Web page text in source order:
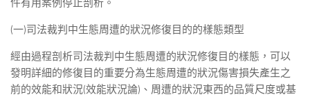
件有用案例停止剖析。
(一)司法裁判中生態周遭的狀況修復目的的樣態類型
經由過程剖析司法裁判中生態周遭的狀況修復目的樣態，可以
發明詳細的修復目的重要分為生態周遭的狀況傷害損失產生之
前的效能和狀況(效能狀況論)、周遭的狀況東西的品質尺度或基